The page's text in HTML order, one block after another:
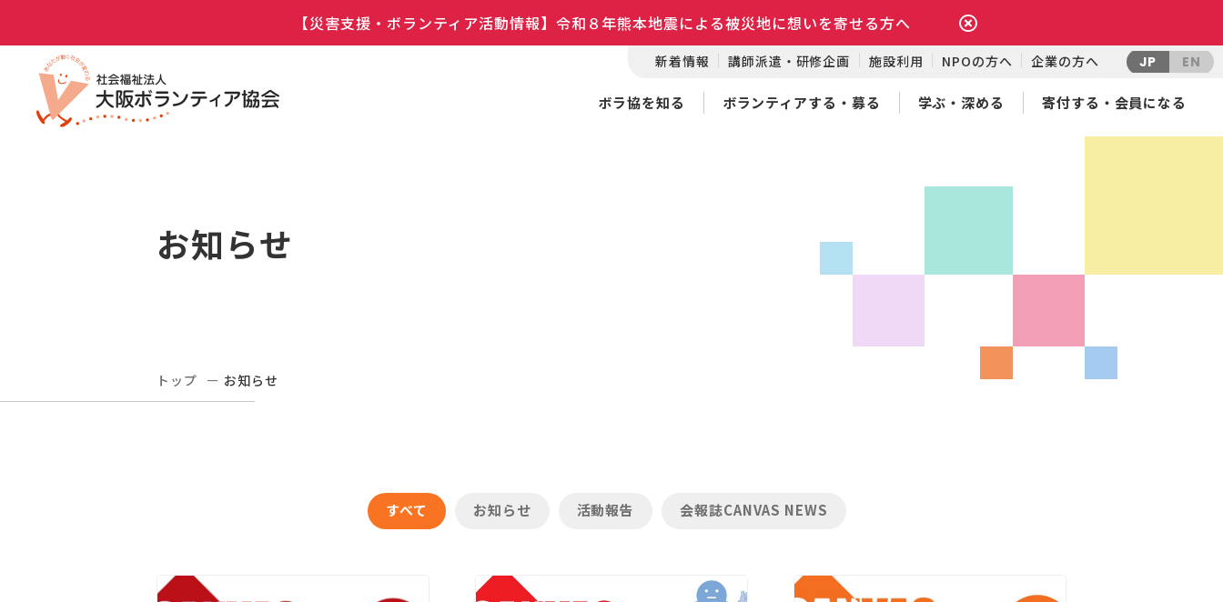
【災害支援・ボランティア活動情報】令和８年熊本地震による被災地に想いを寄せる方へ
新着情報 講師派遣・研修企画 施設利用 NPOの方へ 企業の方へ JP EN
ボラ協を知る ボランティアする・募る 学ぶ・深める 寄付する・会員になる
お知らせ
トップ お知らせ
すべて お知らせ 活動報告 会報誌CANVAS NEWS